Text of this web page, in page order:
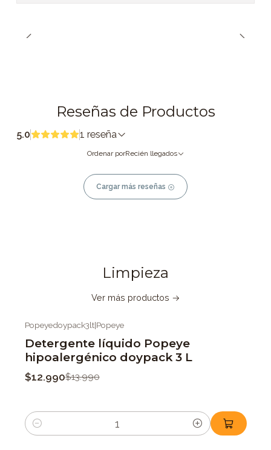
Reseñas de Productos
5.0 1 reseña
Ordenar porRecién llegados
Cargar más reseñas
Limpieza
Ver más productos
Popeyedoypack3lt|Popeye
Detergente líquido Popeye
hipoalergénico doypack 3 L
$12.990$13.990
Cantidad